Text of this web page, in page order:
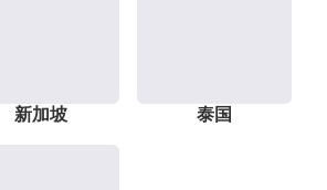
新加坡 泰国